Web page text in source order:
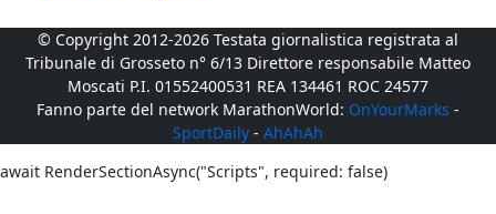
© Copyright 2012-2026 Testata giornalistica registrata al
Tribunale di Grosseto n° 6/13 Direttore responsabile Matteo
Moscati P.I. 01552400531 REA 134461 ROC 24577
Fanno parte del network MarathonWorld: OnYourMarks -
SportDaily - AhAhAh
await RenderSectionAsync("Scripts", required: false)